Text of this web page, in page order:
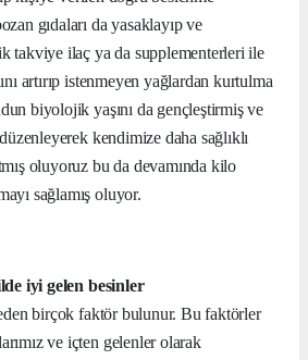
gıdaları da yasaklayıp ve
takviye ilaç ya da supplementerleri ile
artırıp istenmeyen yağlardan kurtulma
biyolojik yaşını da gençleştirmiş ve
kendimize daha sağlıklı
oluyoruz bu da devamında kilo
sağlamış oluyor.
iyi gelen besinler
birçok faktör bulunur. Bu faktörler
ve içten gelenler olarak